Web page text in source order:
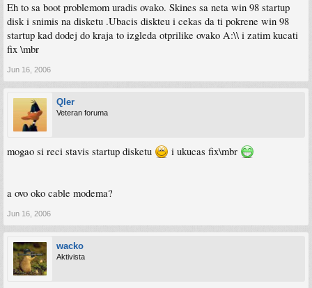
Eh to sa boot problemom uradis ovako. Skines sa neta win 98 startup
disk i snimis na disketu .Ubacis diskteu i cekas da ti pokrene win 98
startup kad dodej do kraja to izgleda otprilike ovako A:\\ i zatim kucati
fix \mbr
Jun 16, 2006
Qler
Veteran foruma
mogao si reci stavis startup disketu i ukucas fix\mbr
a ovo oko cable modema?
Jun 16, 2006
wacko
Aktivista